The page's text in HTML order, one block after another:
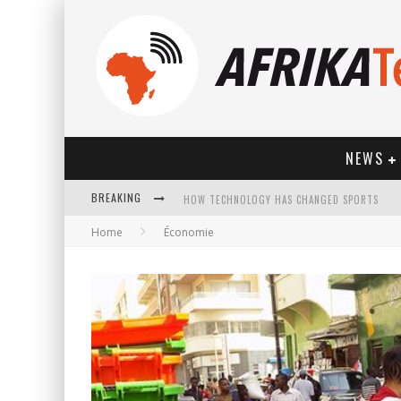
NEWS
BREAKING HOW TECHNOLOGY HAS CHANGED SPORTS
Home Économie